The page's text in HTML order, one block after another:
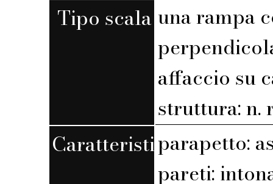
Tipo scala una rampa
affaccio su
struttura: n.
Caratteristicheparapetto:
pareti: